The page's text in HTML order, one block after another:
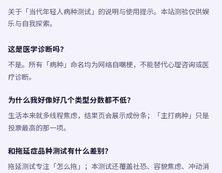
关于「当代年轻人病种测试」的说明与使用提示。本站测验仅供娱
乐与自我探索。
这是医学诊断吗？
不是。所有「病种」命名均为网络自嘲梗，不能替代心理咨询或医
疗诊断。
为什么我好像好几个类型分数都不低？
生活本来就多线程焦虑，结果页会展示成份条；「主打病种」只是
投票最高的那一项。
和拖延症品种测试有什么差别？
拖延测试专注「怎么拖」；本测试还覆盖社恐、容貌焦虑、冲动消